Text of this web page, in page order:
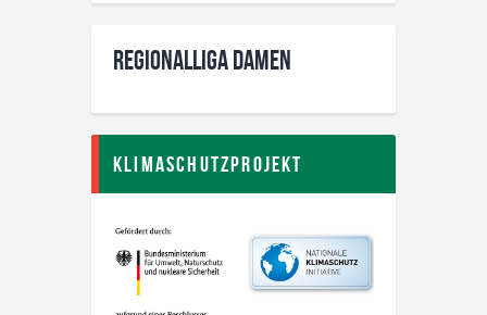
Regionalliga Damen
Klimaschutzprojekt